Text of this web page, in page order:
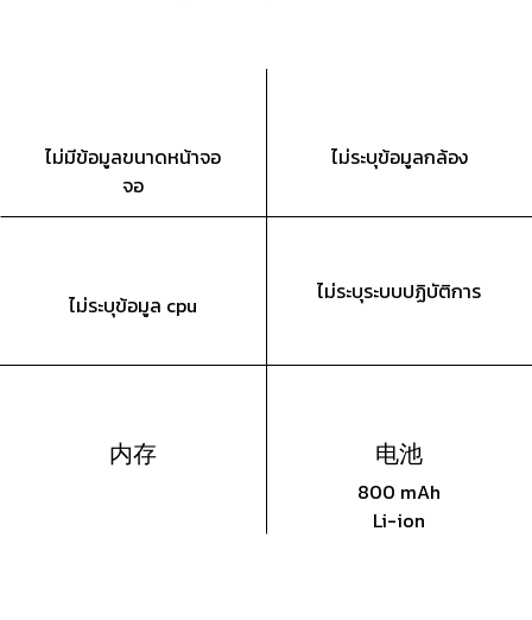
ไม่มีข้อมูลขนาดหน้าจอ
จอ
ไม่ระบุข้อมูลกล้อง
ไม่ระบุข้อมูล cpu ไม่ระบุระบบปฏิบัติการ
内存 电池
800 mAh
Li-ion